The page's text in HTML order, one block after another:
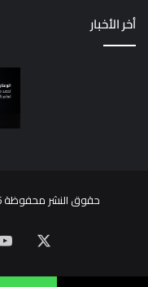
أخر الأخبار
حقوق النشر محفوظة 2026 |